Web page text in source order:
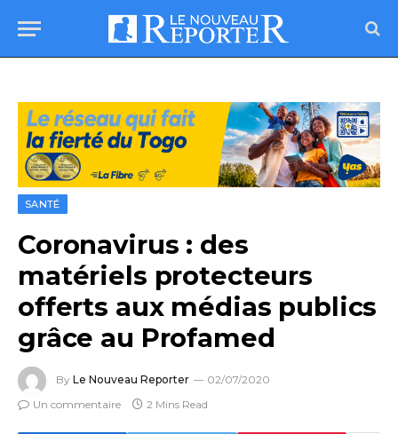
SANTÉ
Coronavirus : des
matériels protecteurs
offerts aux médias publics
grâce au Profamed
By Le Nouveau Reporter
02/07/2020
Un commentaire
2 Mins Read